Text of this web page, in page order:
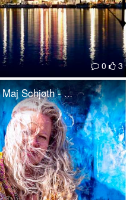
0 3
Maj Schjøth - selvportræt af en kunster